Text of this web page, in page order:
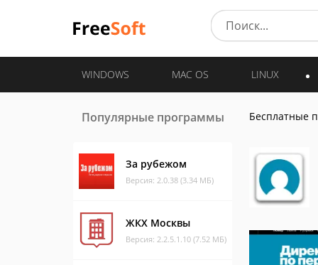
WINDOWS MAC OS LINUX
Популярные программы
За рубежом
Версия: 2.0.38 (3.34 МБ)
ЖКХ Москвы
Версия: 2.2.5.1.10 (7.52 МБ)
Бесплатные